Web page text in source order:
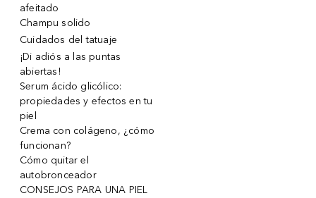
afeitado
Champu solido
Cuidados del tatuaje
¡Di adiós a las puntas
abiertas!
Serum ácido glicólico:
propiedades y efectos en tu
piel
Crema con colágeno, ¿cómo
funcionan?
Cómo quitar el
autobronceador
CONSEJOS PARA UNA PIEL